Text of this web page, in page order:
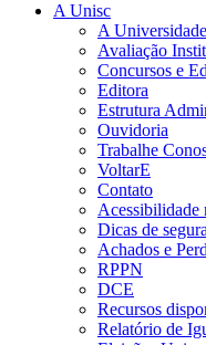
A Unisc
A Universidade
Avaliação
Concursos e
Editora
Estrutura
Ouvidoria
Trabalhe
VoltarE
Contato
Acessibilidade
Dicas de
Achados e
RPPN
DCE
Recursos
Relatório de